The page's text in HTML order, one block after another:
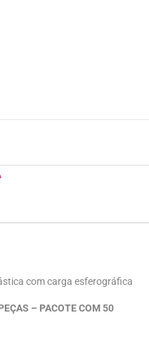
com carga esferográfica
– PACOTE COM 50